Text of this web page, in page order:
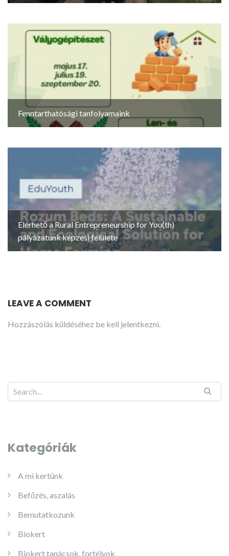
Fenntarthatósági tanfolyamaink
Elérhető a Rural Entrepreneurship for You(th)
pályázatunk képzési felülete
LEAVE A COMMENT
Hozzászólás küldéséhez be kell jelentkezni.
Kategóriák
A mi kertünk
Befőzés, aszalás
Bemutatkozunk
Biokert
Biokert tanácsok, fortélyok